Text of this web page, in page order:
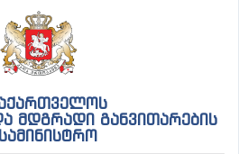
მდგრადი განვითარების
სამინისტრო